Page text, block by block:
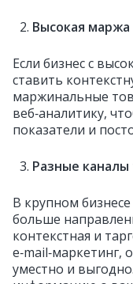
Высокая маржа
Если бизнес с
ставить
маржинальные
веб‑аналитику,
показатели и
Разные
В крупном
больше
контекстная и
e‑mail‑маркетинг,
уместно и